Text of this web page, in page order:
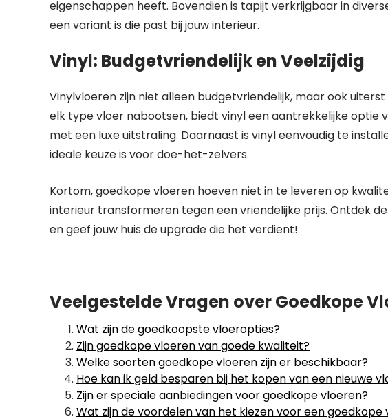
eigenschappen heeft. Bovendien is tapijt verkrijgbaar in
een variant is die past bij jouw interieur.
Vinyl: Budgetvriendelijk en Veelzijdig
Vinylvloeren zijn niet alleen budgetvriendelijk, maar ook
elk type vloer nabootsen, biedt vinyl een aantrekkelijke optie
met een luxe uitstraling. Daarnaast is vinyl eenvoudig te
ideale keuze is voor doe-het-zelvers.
Kortom, goedkope vloeren hoeven niet in te leveren op
interieur transformeren tegen een vriendelijke prijs. Ontdek
en geef jouw huis de upgrade die het verdient!
Veelgestelde Vragen over Goedkope
Wat zijn de goedkoopste vloeropties?
Zijn goedkope vloeren van goede kwaliteit?
Welke soorten goedkope vloeren zijn er beschikbaar?
Hoe kan ik geld besparen bij het kopen van een nieuwe
Zijn er speciale aanbiedingen voor goedkope vloeren?
Wat zijn de voordelen van het kiezen voor een goedkope